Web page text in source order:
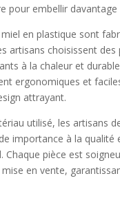
pour embellir davantage
en plastique sont
artisans choisissent des
à la chaleur et
ergonomiques et
attrayant.
utilisé, les artisans
importance à la qualité
Chaque pièce est
mise en vente,